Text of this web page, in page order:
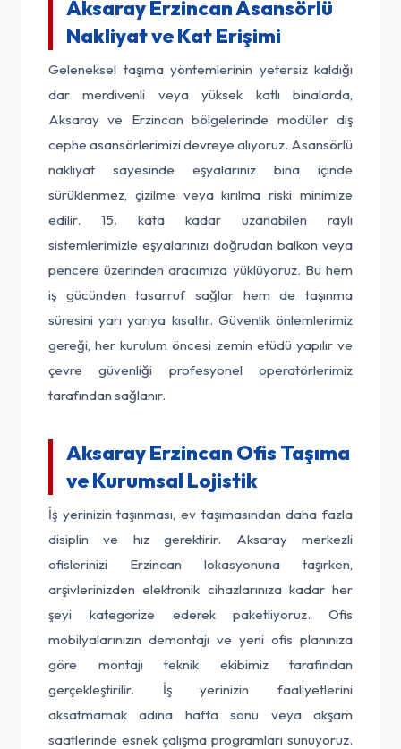
Aksaray Erzincan Asansörlü
Nakliyat ve Kat Erişimi
Geleneksel taşıma yöntemlerinin yetersiz kaldığı
dar merdivenli veya yüksek katlı binalarda,
Aksaray ve Erzincan bölgelerinde modüler dış
cephe asansörlerimizi devreye alıyoruz. Asansörlü
nakliyat sayesinde eşyalarınız bina içinde
sürüklenmez, çizilme veya kırılma riski minimize
edilir. 15. kata kadar uzanabilen raylı
sistemlerimizle eşyalarınızı doğrudan balkon veya
pencere üzerinden aracımıza yüklüyoruz. Bu hem
iş gücünden tasarruf sağlar hem de taşınma
süresini yarı yarıya kısaltır. Güvenlik önlemlerimiz
gereği, her kurulum öncesi zemin etüdü yapılır ve
çevre güvenliği profesyonel operatörlerimiz
tarafından sağlanır.
Aksaray Erzincan Ofis Taşıma
ve Kurumsal Lojistik
İş yerinizin taşınması, ev taşımasından daha fazla
disiplin ve hız gerektirir. Aksaray merkezli
ofislerinizi Erzincan lokasyonuna taşırken,
arşivlerinizden elektronik cihazlarınıza kadar her
şeyi kategorize ederek paketliyoruz. Ofis
mobilyalarınızın demontajı ve yeni ofis planınıza
göre montajı teknik ekibimiz tarafından
gerçekleştirilir. İş yerinizin faaliyetlerini
aksatmamak adına hafta sonu veya akşam
saatlerinde esnek çalışma programları sunuyoruz.